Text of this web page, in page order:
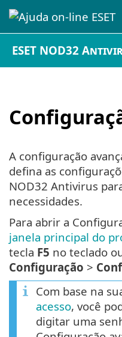
ESET NOD32
A configuração
defina as
NOD32 Antivirus
necessidades.
Para abrir a
janela principal do
tecla F5 no teclado
Configuração >
Com base na
acesso, você
digitar uma